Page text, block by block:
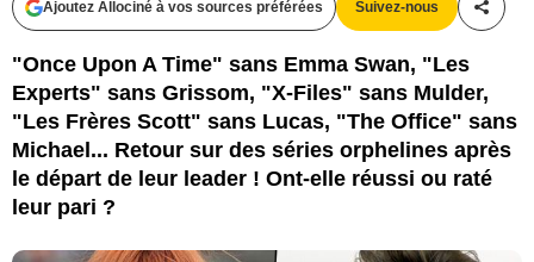
Ajoutez Allociné à vos sources préférées Suivez-nous
"Once Upon A Time" sans Emma Swan, "Les
Experts" sans Grissom, "X-Files" sans Mulder,
"Les Frères Scott" sans Lucas, "The Office" sans
Michael... Retour sur des séries orphelines après
le départ de leur leader ! Ont-elle réussi ou raté
leur pari ?
TF1 / NBC